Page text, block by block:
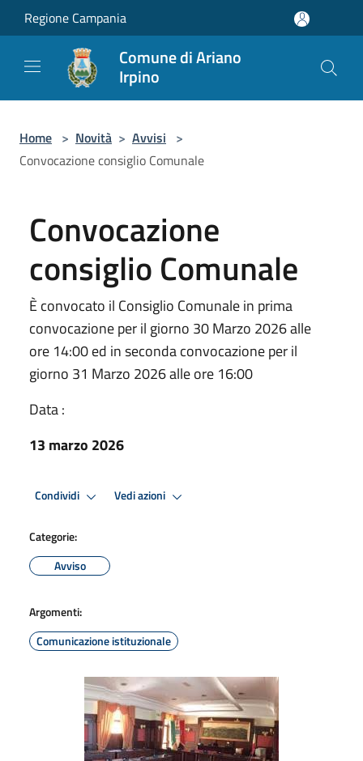
Salta al contenuto principale
Regione Campania
Comune di Ariano
Irpino
Home > Novità > Avvisi >
Convocazione consiglio Comunale
Convocazione
consiglio Comunale
È convocato il Consiglio Comunale in prima
convocazione per il giorno 30 Marzo 2026 alle
ore 14:00 ed in seconda convocazione per il
giorno 31 Marzo 2026 alle ore 16:00
Data :
13 marzo 2026
Condividi Vedi azioni
Categorie:
Avviso
Argomenti:
Comunicazione istituzionale